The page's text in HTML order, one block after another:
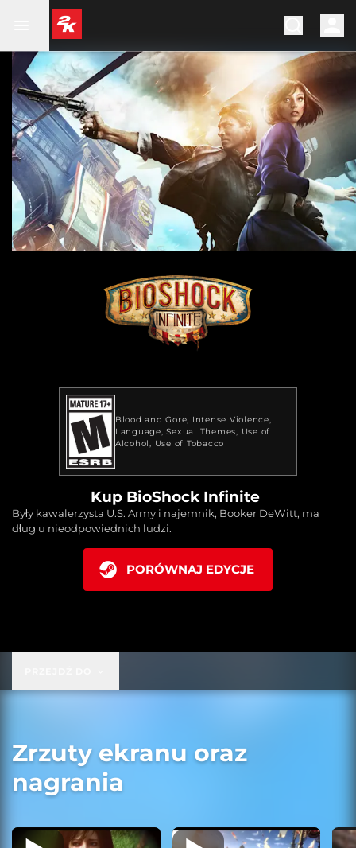
Blood and Gore Intense Violence
Language Sexual Themes
Use of
Alcohol
Use of Tobacco
Kup BioShock Infinite
Były kawalerzysta U.S. Army i najemnik, Booker DeWitt, ma
dług u nieodpowiednich ludzi.
PORÓWNAJ EDYCJE
Zrzuty ekranu oraz
nagrania